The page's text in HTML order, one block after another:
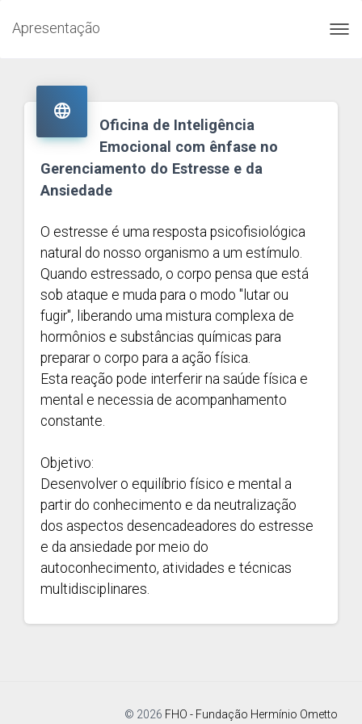
Apresentação

Oficina de Inteligência
Emocional com ênfase no
Gerenciamento do Estresse e da
Ansiedade
O estresse é uma resposta psicofisiológica
natural do nosso organismo a um estímulo.
Quando estressado, o corpo pensa que está
sob ataque e muda para o modo "lutar ou
fugir", liberando uma mistura complexa de
hormônios e substâncias químicas para
preparar o corpo para a ação física.
Esta reação pode interferir na saúde física e
mental e necessia de acompanhamento
constante.
Objetivo:
Desenvolver o equilíbrio físico e mental a
partir do conhecimento e da neutralização
dos aspectos desencadeadores do estresse
e da ansiedade por meio do
autoconhecimento, atividades e técnicas
multidisciplinares.
© 2026 FHO - Fundação Hermínio Ometto